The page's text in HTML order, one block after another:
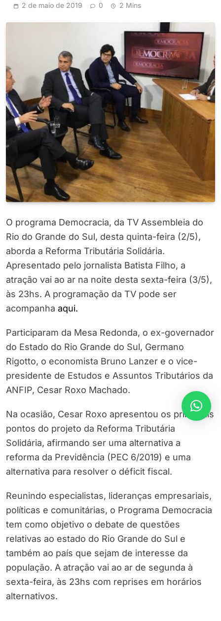
2 de maio de 2019 0 2 Mins
O programa Democracia, da TV Assembleia do
Rio do Grande do Sul, desta quinta-feira (2/5),
aborda a Reforma Tributária Solidária.
Apresentado pelo jornalista Batista Filho, a
atração vai ao ar na noite desta sexta-feira (3/5),
às 23hs. A programação da TV pode ser
acompanha aqui.
Participaram da Mesa Redonda, o ex-governador
do Estado do Rio Grande do Sul, Germano
Rigotto, o economista Bruno Lanzer e o vice-
presidente de Estudos e Assuntos Tributários da
ANFIP, Cesar Roxo Machado.
Na ocasião, Cesar Roxo apresentou os principais
pontos do projeto da Reforma Tributária
Solidária, afirmando ser uma alternativa a
reforma da Previdência (PEC 6/2019) e uma
alternativa para resolver o déficit fiscal.
Reunindo especialistas, lideranças empresariais,
políticas e comunitárias, o Programa Democracia
tem como objetivo o debate de questões
relativas ao estado do Rio Grande do Sul e
também ao país que sejam de interesse da
população. A atração vai ao ar de segunda à
sexta-feira, às 23hs com reprises em horários
alternativos.